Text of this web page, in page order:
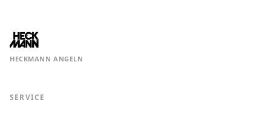
HECKMANN ANGELN
SERVICE